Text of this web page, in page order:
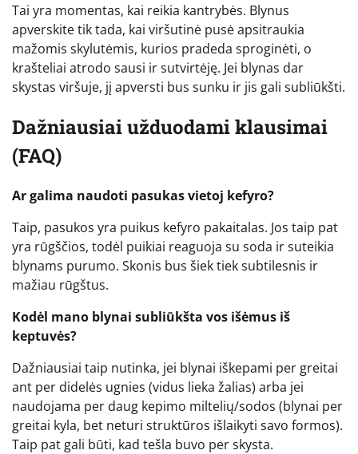
Tai yra momentas, kai reikia kantrybės. Blynus
apverskite tik tada, kai viršutinė pusė apsitraukia
mažomis skylutėmis, kurios pradeda sproginėti, o
krašteliai atrodo sausi ir sutvirtėję. Jei blynas dar
skystas viršuje, jį apversti bus sunku ir jis gali subliūkšti.
Dažniausiai užduodami klausimai
(FAQ)
Ar galima naudoti pasukas vietoj kefyro?
Taip, pasukos yra puikus kefyro pakaitalas. Jos taip pat
yra rūgščios, todėl puikiai reaguoja su soda ir suteikia
blynams purumo. Skonis bus šiek tiek subtilesnis ir
mažiau rūgštus.
Kodėl mano blynai subliūkšta vos išėmus iš
keptuvės?
Dažniausiai taip nutinka, jei blynai iškepami per greitai
ant per didelės ugnies (vidus lieka žalias) arba jei
naudojama per daug kepimo miltelių/sodos (blynai per
greitai kyla, bet neturi struktūros išlaikyti savo formos).
Taip pat gali būti, kad tešla buvo per skysta.